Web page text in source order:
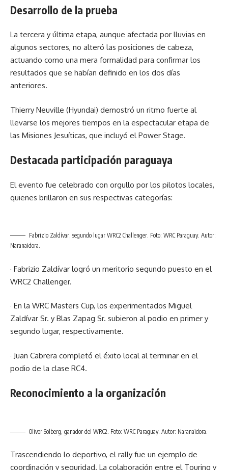
Desarrollo de la prueba
La tercera y última etapa, aunque afectada por lluvias en
algunos sectores, no alteró las posiciones de cabeza,
actuando como una mera formalidad para confirmar los
resultados que se habían definido en los dos días
anteriores.
Thierry Neuville (Hyundai) demostró un ritmo fuerte al
llevarse los mejores tiempos en la espectacular etapa de
las Misiones Jesuíticas, que incluyó el Power Stage.
Destacada participación paraguaya
El evento fue celebrado con orgullo por los pilotos locales,
quienes brillaron en sus respectivas categorías:
Fabrizio Zaldívar, segundo lugar WRC2 Challenger. Foto: WRC Paraguay. Autor:
Naranaidora.
· Fabrizio Zaldívar logró un meritorio segundo puesto en el
WRC2 Challenger.
· En la WRC Masters Cup, los experimentados Miguel
Zaldívar Sr. y Blas Zapag Sr. subieron al podio en primer y
segundo lugar, respectivamente.
· Juan Cabrera completó el éxito local al terminar en el
podio de la clase RC4.
Reconocimiento a la organización
Oliver Solberg, ganador del WRC2. Foto: WRC Paraguay. Autor: Naranaidora.
Trascendiendo lo deportivo, el rally fue un ejemplo de
coordinación y seguridad. La colaboración entre el Touring y